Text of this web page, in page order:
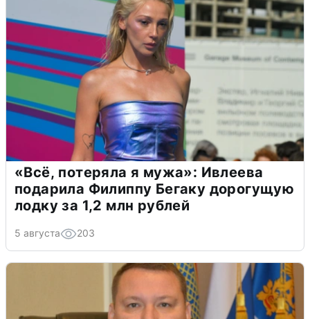
«Всё, потеряла я мужа»: Ивлеева
подарила Филиппу Бегаку дорогущую
лодку за 1,2 млн рублей
5 августа 203